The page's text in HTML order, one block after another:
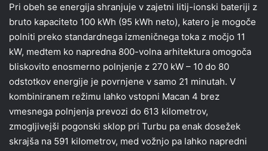
Pri obeh se energija shranjuje v zajetni litij-ionski bateriji z
bruto kapaciteto 100 kWh (95 kWh neto), katero je mogoče
polniti preko standardnega izmeničnega toka z močjo 11
kW, medtem ko napredna 800-volna arhitektura omogoča
bliskovito enosmerno polnjenje z 270 kW – 10 do 80
odstotkov energije je povrnjene v samo 21 minutah. V
kombiniranem režimu lahko vstopni Macan 4 brez
vmesnega polnjenja prevozi do 613 kilometrov,
zmogljivejši pogonski sklop pri Turbu pa enak dosežek
skrajša na 591 kilometrov, med vožnjo pa lahko napredni